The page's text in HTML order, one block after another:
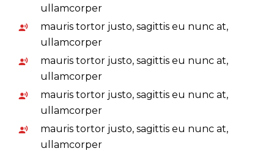
ullamcorper
mauris tortor justo, sagittis eu nunc at,
ullamcorper
mauris tortor justo, sagittis eu nunc at,
ullamcorper
mauris tortor justo, sagittis eu nunc at,
ullamcorper
mauris tortor justo, sagittis eu nunc at,
ullamcorper